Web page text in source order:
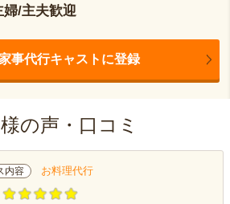
婦/主夫歓迎
事代行キャストに登録
の声・口コミ
内容 お料理代行